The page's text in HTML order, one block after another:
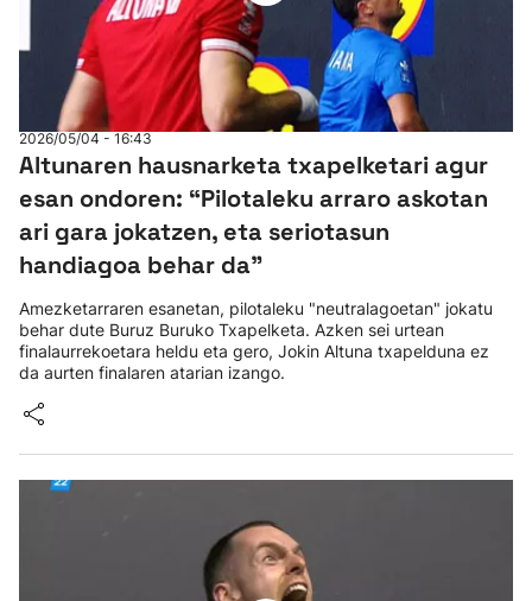
2026/05/04 - 16:43
Altunaren hausnarketa txapelketari agur
esan ondoren: “Pilotaleku arraro askotan
ari gara jokatzen, eta seriotasun
handiagoa behar da"
Amezketarraren esanetan, pilotaleku "neutralagoetan" jokatu
behar dute Buruz Buruko Txapelketa. Azken sei urtean
finalaurrekoetara heldu eta gero, Jokin Altuna txapelduna ez
da aurten finalaren atarian izango.